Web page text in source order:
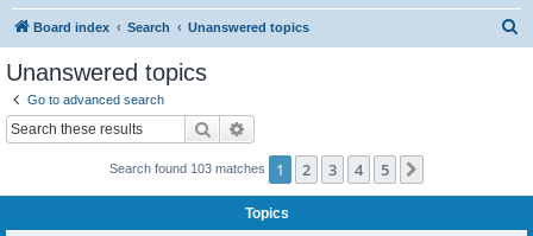
Board index Search Unanswered topics
Unanswered topics
Go to advanced search
Search
Search found 103 matches 1 2 3 4 5
Topics